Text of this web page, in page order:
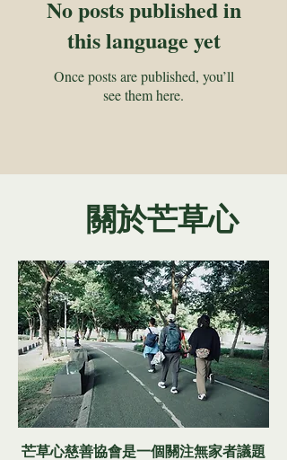
No posts published in
this language yet
Once posts are published, you’ll
see them here.
關於芒草心
芒草心慈善協會是一個關注無家者議題